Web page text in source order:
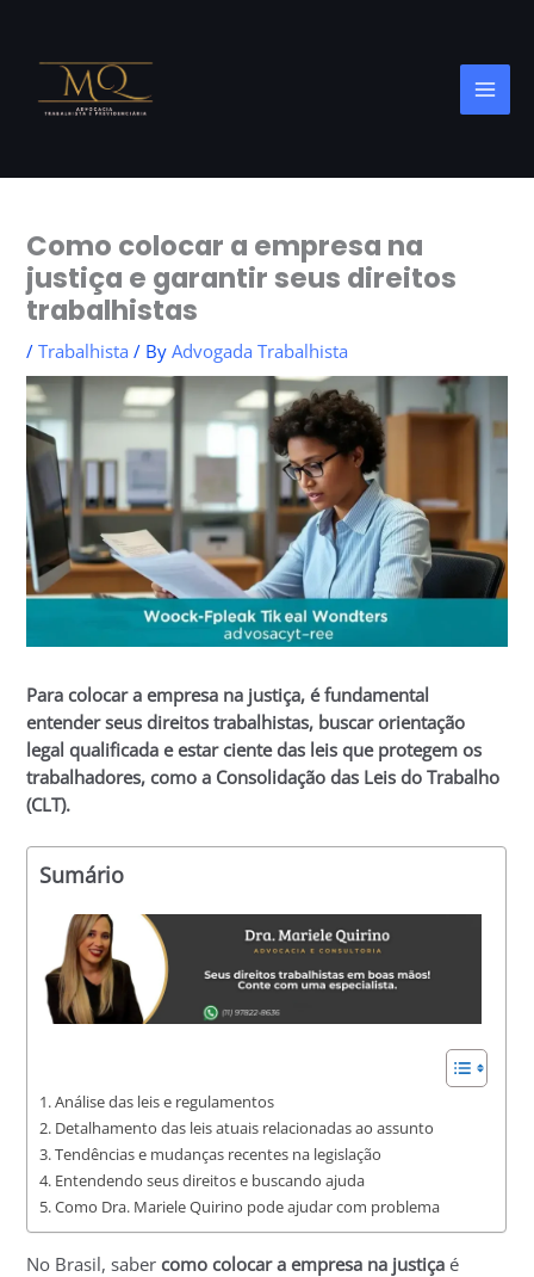
content
Como colocar a empresa na
justiça e garantir seus direitos
trabalhistas
/Trabalhista / ByAdvogada Trabalhista
Para colocar a empresa na justiça, é fundamental
entender seus direitos trabalhistas, buscar orientação
legal qualificada e estar ciente das leis que protegem os
trabalhadores, como a Consolidação das Leis do Trabalho
(CLT).
Sumário
Análise das leis e regulamentos
Detalhamento das leis atuais relacionadas ao assunto
Tendências e mudanças recentes na legislação
Entendendo seus direitos e buscando ajuda
Como Dra. Mariele Quirino pode ajudar com problema
No Brasil, sabercomo colocar a empresa na justiça é